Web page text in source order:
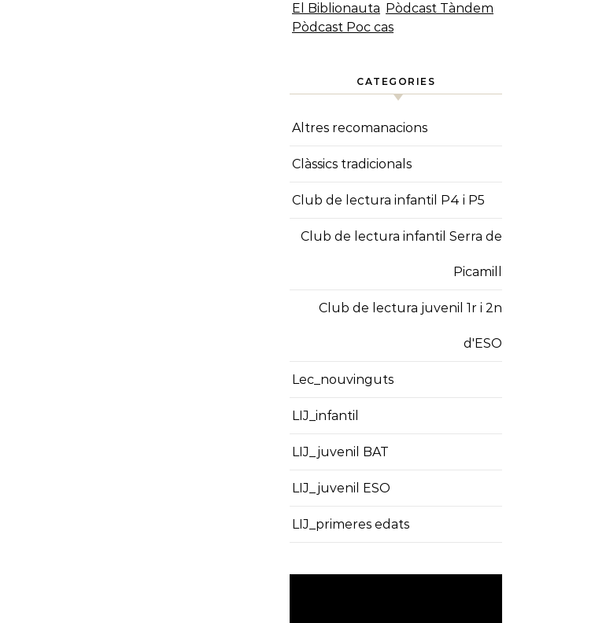
El Biblionauta Pòdcast Tàndem
Pòdcast Poc cas
CATEGORIES
Altres recomanacions
Clàssics tradicionals
Club de lectura infantil P4 i P5
Club de lectura infantil Serra de
Picamill
Club de lectura juvenil 1r i 2n
d'ESO
Lec_nouvinguts
LIJ_infantil
LIJ_juvenil BAT
LIJ_juvenil ESO
LIJ_primeres edats